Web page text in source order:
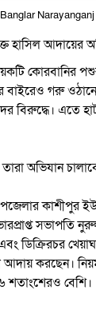
Narayanganj
কোরবানির
বাইরেও গরু
বিরুদ্ধে। এতে
অভিযান
কাশীপুর
সভাপতি
ডিক্রিরচর
আদায় করছেন।
শতাংশেরও বেশি।